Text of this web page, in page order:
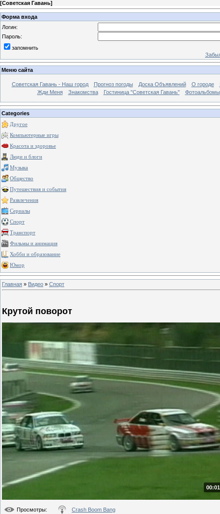
[Советская Гавань]
Форма входа
Логин:
Пароль:
запомнить
Меню сайта
Советская Гавань - Наш город Прогноз погоды Доска Объявлений О городе
Жди Меня
Знакомства Гостиница "Советская Гавань" Фотоальбомы
Categories
Другое
Компьютерные игры
Красота и здоровье
Люди и блоги
Музыка
Общество
Путешествия и события
Развлечения
Сериалы
Спорт
Транспорт
Фильмы и анимация
Хобби и образование
Юмор
Главная » Видео » Спорт
Крутой поворот
Просмотры: Crash Boom Bang